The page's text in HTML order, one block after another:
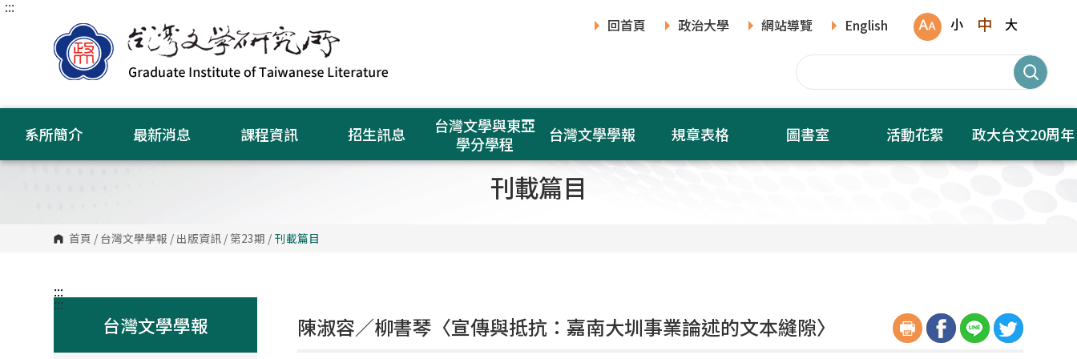
跳
:::
回首頁
政治大學 網站導覽 English 小 中 大
系所簡介 最新消息 課程資訊 招生訊息
台灣文學與東亞
學分學程
台灣文學學報 規章表格 圖書室 活動花絮 政大台文20周年
刊載篇目
首頁 / 台灣文學學報 / 出版資訊 / 第23期 / 刊載篇目
:::
台灣文學學報
:::
陳淑容／柳書琴〈宣傳與抵抗：嘉南大圳事業論述的文本縫隙〉